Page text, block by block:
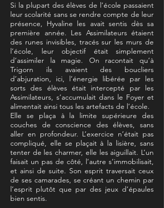
Si la plupart des élèves de l’école passaient
leur scolarité sans se rendre compte de leur
présence, Hyvaline les avait sentis dès sa
première année. Les Assimilateurs étaient
des runes invisibles, tracés sur les murs de
l’école, leur objectif était simplement
d’assimiler la magie. On racontait qu’à
Trigorn ils avaient des boucliers
d’abjuration, ici, l’énergie libérée par les
sorts des élèves était intercepté par les
Assimilateurs, s’accumulait dans le Foyer et
alimentait ainsi tous les artefacts de l’école.
Elle se plaça à la limite supérieure des
couches de conscience des élèves, sans
aller en profondeur. L’exercice n’était pas
compliqué, elle se plaçait à la lisière, sans
tenter de les charmer, elle les aiguillait. L’un
faisait un pas de côté, l’autre s’immobilisait,
et ainsi de suite. Son esprit traversait ceux
de ses camarades, se créant un chemin par
l’esprit plutôt que par des jeux d’épaules
bien sentis.